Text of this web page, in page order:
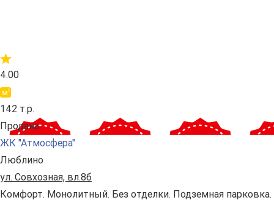
4.00
142 т.р.
Продана
ЖК "Атмосфера"
Люблино
ул. Совхозная, вл.8б
Комфорт. Монолитный. Без отделки. Подземная парковка.